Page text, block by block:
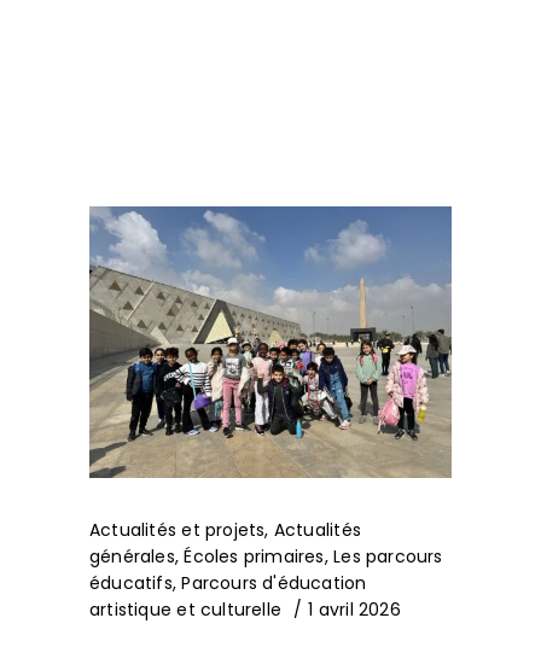
Actualités et projets, Actualités
générales,Écoles primaires,Les parcours
éducatifs,Parcours d'éducation
artistique et culturelle
1 avril 2026